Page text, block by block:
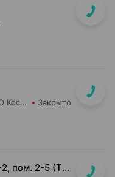
Планета Здоровья АБФармация ИООО Косметический магазин №4 Закрыто
ул. Дунина-Марцинкевича, д. 11-2, пом. 2-5 (ТЦ Раковский кирмаш)